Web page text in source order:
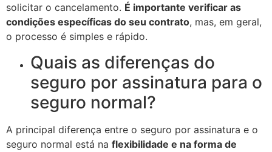
solicitar o cancelamento. É importante verificar as
condições específicas do seu contrato, mas, em geral,
o processo é simples e rápido.
Quais as diferenças do
seguro por assinatura para o
seguro normal?
A principal diferença entre o seguro por assinatura e o
seguro normal está na flexibilidade e na forma de